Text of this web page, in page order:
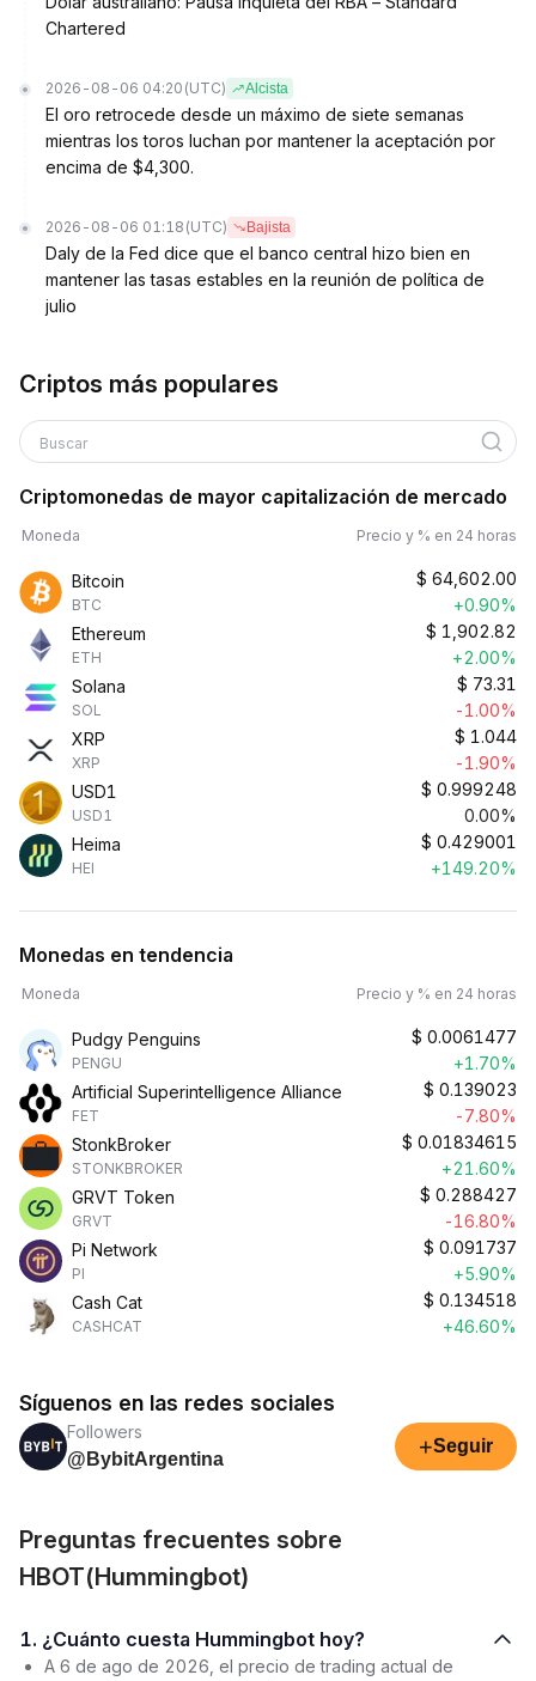
Chartered
2026-08-06 04:20 (UTC) Alcista
El oro retrocede desde un máximo de siete semanas
mientras los toros luchan por mantener la aceptación por
encima de $4,300.
2026-08-06 01:18 (UTC) Bajista
Daly de la Fed dice que el banco central hizo bien en
mantener las tasas estables en la reunión de política de
julio
Criptos más populares
Buscar
Criptomonedas de mayor capitalización de mercado
Moneda Precio y % en 24 horas
Bitcoin
BTC
$ 64,602.00
+0.90%
Ethereum
ETH
$ 1,902.82
+2.00%
Solana
SOL
$ 73.31
-1.00%
XRP
XRP
$ 1.044
-1.90%
USD1
USD1
$ 0.999248
0.00%
Heima
HEI
$ 0.429001
+149.20%
Monedas en tendencia
Moneda Precio y % en 24 horas
Pudgy Penguins
PENGU
$ 0.0061477
+1.70%
Artificial Superintelligence Alliance
FET
$ 0.139023
-7.80%
StonkBroker
STONKBROKER
$ 0.01834615
+21.60%
GRVT Token
GRVT
$ 0.288427
-16.80%
Pi Network
PI
$ 0.091737
+5.90%
Cash Cat
CASHCAT
$ 0.134518
+46.60%
Síguenos en las redes sociales
Followers
@BybitArgentina
+Seguir
Preguntas frecuentes sobre
HBOT(Hummingbot)
1. ¿Cuánto cuesta Hummingbot hoy?
A 6 de ago de 2026, el precio de trading actual de